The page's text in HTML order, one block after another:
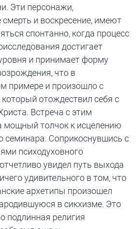
Эти персонажи,
и воскресение, имеют
спонтанно, когда процесс
достигает
и принимает форму
что в
примере и произошло с
отождествил себя с
Встреча с этим
мощный толчок к исцелению
семинара. Соприкоснувшись с
психодуховного
увидел путь выхода
удивительного в том, что
архетипы произошел
в сикхизме. Это
подлинная религия